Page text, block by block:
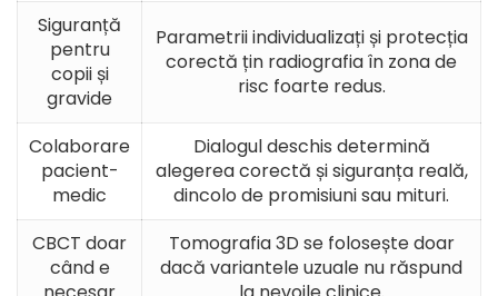
Siguranță
pentru
copii și
gravide
Parametrii individualizați și protecția
corectă țin radiografia în zona de
risc foarte redus.
Colaborare
pacient-
medic
Dialogul deschis determină
alegerea corectă și siguranța reală,
dincolo de promisiuni sau mituri.
CBCT doar
când e
Tomografia 3D se folosește doar
dacă variantele uzuale nu răspund